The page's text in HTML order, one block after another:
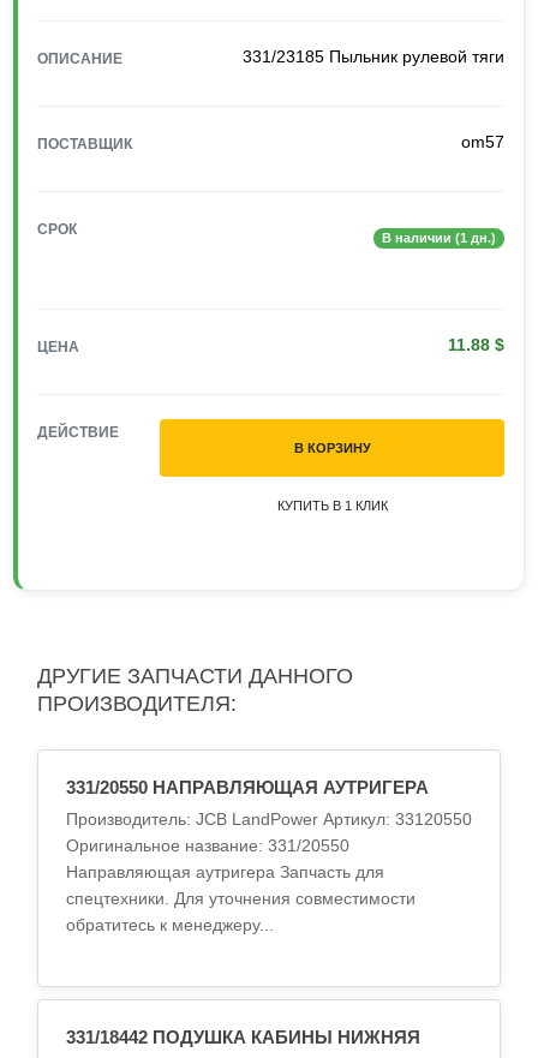
ОПИСАНИЕ 331/23185 Пыльник рулевой тяги
ПОСТАВЩИК om57
СРОК В наличии (1 дн.)
ЦЕНА 11.88 $
ДЕЙСТВИЕ
В КОРЗИНУ
КУПИТЬ В 1 КЛИК
ДРУГИЕ ЗАПЧАСТИ ДАННОГО
ПРОИЗВОДИТЕЛЯ:
331/20550 НАПРАВЛЯЮЩАЯ АУТРИГЕРА
Производитель: JCB LandPower Артикул: 33120550
Оригинальное название: 331/20550
Направляющая аутригера Запчасть для
спецтехники. Для уточнения совместимости
обратитесь к менеджеру...
331/18442 ПОДУШКА КАБИНЫ НИЖНЯЯ